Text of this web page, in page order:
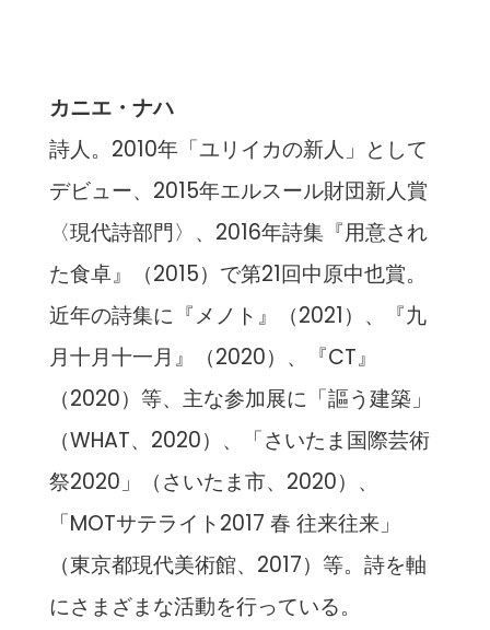
カニエ・ナハ
詩人。2010年「ユリイカの新人」として
デビュー、2015年エルスール財団新人賞
〈現代詩部門〉、2016年詩集『用意され
た食卓』（2015）で第21回中原中也賞。
近年の詩集に『メノト』（2021）、『九
月十月十一月』（2020）、『CT』
（2020）等、主な参加展に「謳う建築」
（WHAT、2020）、「さいたま国際芸術
祭2020」（さいたま市、2020）、
「MOTサテライト2017 春 往来往来」
（東京都現代美術館、2017）等。詩を軸
にさまざまな活動を行っている。